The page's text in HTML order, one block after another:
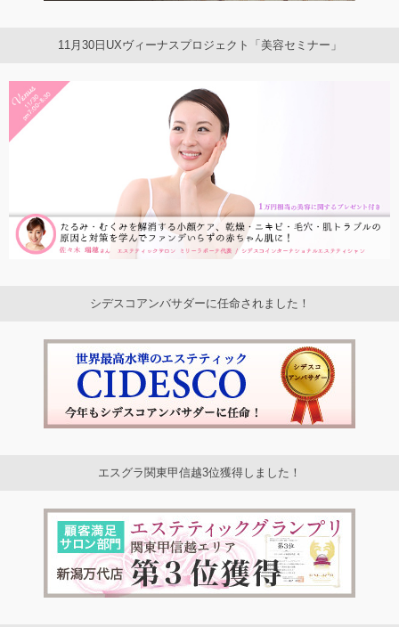
11月30日UXヴィーナスプロジェクト「美容セミナー」
シデスコアンバサダーに任命されました！
エスグラ関東甲信越3位獲得しました！